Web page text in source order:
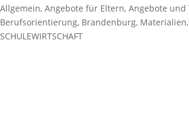
Allgemein, Angebote für Eltern, Angebote und
Berufsorientierung, Brandenburg, Materialien,
SCHULEWIRTSCHAFT